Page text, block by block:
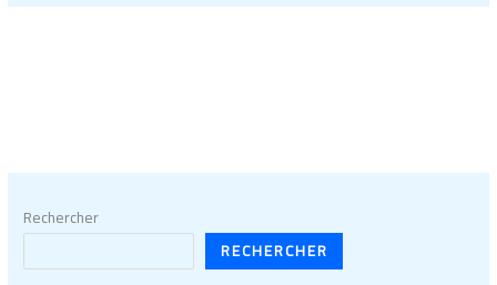
Rechercher
RECHERCHER